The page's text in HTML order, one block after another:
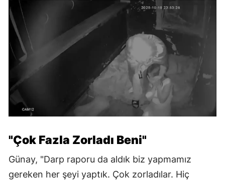
"Çok Fazla Zorladı Beni"
Günay, "Darp raporu da aldık biz yapmamız
gereken her şeyi yaptık. Çok zorladılar. Hiç